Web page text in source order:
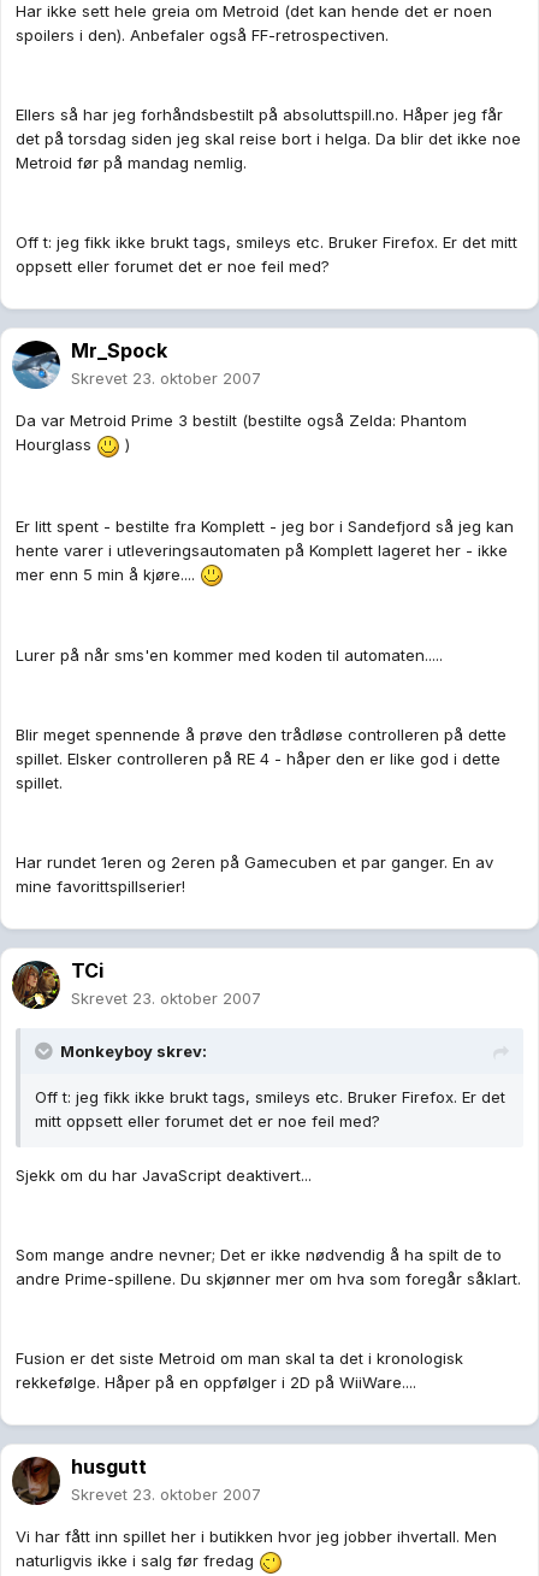
Har ikke sett hele greia om Metroid (det kan hende det er noen
spoilers i den). Anbefaler også FF-retrospectiven.
Ellers så har jeg forhåndsbestilt på absoluttspill.no. Håper jeg får
det på torsdag siden jeg skal reise bort i helga. Da blir det ikke noe
Metroid før på mandag nemlig.
Off t: jeg fikk ikke brukt tags, smileys etc. Bruker Firefox. Er det mitt
oppsett eller forumet det er noe feil med?
Mr_Spock
Skrevet 23. oktober 2007
Da var Metroid Prime 3 bestilt (bestilte også Zelda: Phantom
Hourglass
)
Er litt spent - bestilte fra Komplett - jeg bor i Sandefjord så jeg kan
hente varer i utleveringsautomaten på Komplett lageret her - ikke
mer enn 5 min å kjøre....
Lurer på når sms'en kommer med koden til automaten.....
Blir meget spennende å prøve den trådløse controlleren på dette
spillet. Elsker controlleren på RE 4 - håper den er like god i dette
spillet.
Har rundet 1eren og 2eren på Gamecuben et par ganger. En av
mine favorittspillserier!
TCi
Skrevet 23. oktober 2007
Monkeyboy skrev:
Off t: jeg fikk ikke brukt tags, smileys etc. Bruker Firefox. Er det
mitt oppsett eller forumet det er noe feil med?
Sjekk om du har JavaScript deaktivert...
Som mange andre nevner; Det er ikke nødvendig å ha spilt de to
andre Prime-spillene. Du skjønner mer om hva som foregår såklart.
Fusion er det siste Metroid om man skal ta det i kronologisk
rekkefølge. Håper på en oppfølger i 2D på WiiWare....
husgutt
Skrevet 23. oktober 2007
Vi har fått inn spillet her i butikken hvor jeg jobber ihvertall. Men
naturligvis ikke i salg før fredag